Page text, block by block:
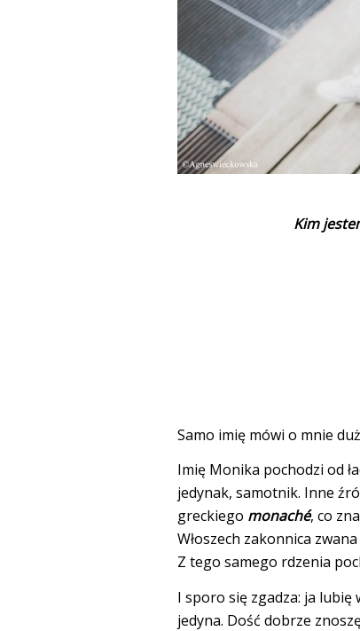
Kim
Samo imię mówi o mnie
Imię Monika pochodzi od
jedynak, samotnik. Inne
greckiego monaché, co
Włoszech zakonnica
Z tego samego rdzenia
I sporo się zgadza: ja lubię
jedyna. Dość dobrze